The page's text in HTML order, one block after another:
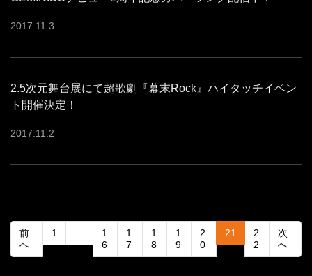
2017 11 3
2.5次元舞台展にて超歌劇『幕末Rock』ハイタッチイベン
ト開催決定！
2017 11 2
前
へ
1
1
6
1
7
1
8
1
9
2
0
21 (current)
2
2
次
へ